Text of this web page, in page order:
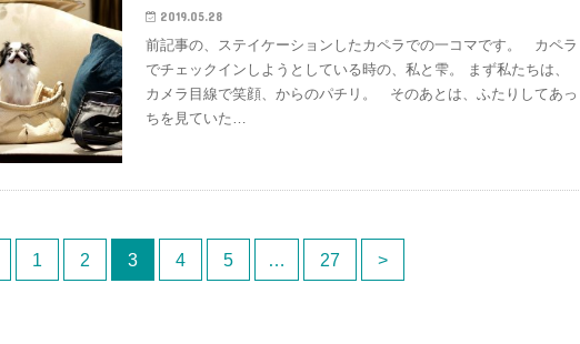
2019.05.28
前記事の、ステイケーションしたカペラでの一コマです。 カペラ
でチェックインしようとしている時の、私と雫。 まず私たちは、
カメラ目線で笑顔、からのパチリ。 そのあとは、ふたりしてあっ
ちを見ていた…
1 2 3 4 5 … 27 >